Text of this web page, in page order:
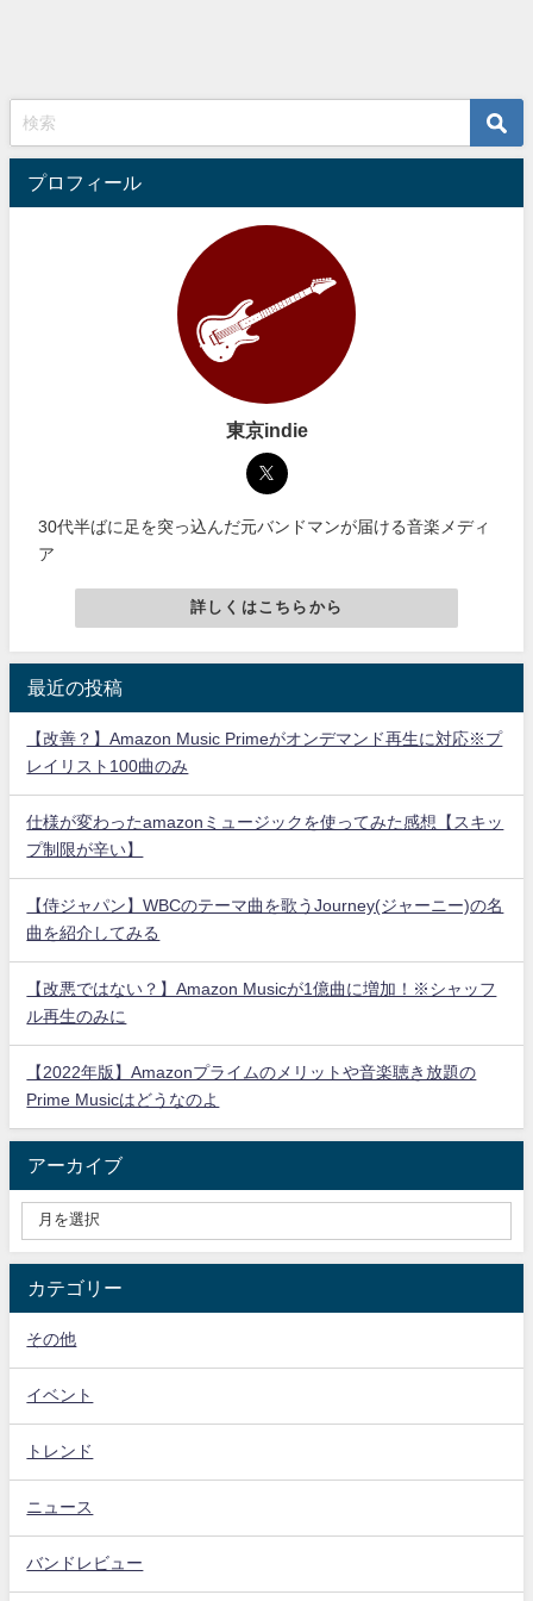
プロフィール
東京indie
30代半ばに足を突っ込んだ元バンドマンが届ける音楽メディ
ア
詳しくはこちらから
最近の投稿
【改善？】Amazon Music Primeがオンデマンド再生に対応※プ
レイリスト100曲のみ
仕様が変わったamazonミュージックを使ってみた感想【スキッ
プ制限が辛い】
【侍ジャパン】WBCのテーマ曲を歌うJourney(ジャーニー)の名
曲を紹介してみる
【改悪ではない？】Amazon Musicが1億曲に増加！※シャッフ
ル再生のみに
【2022年版】Amazonプライムのメリットや音楽聴き放題の
Prime Musicはどうなのよ
アーカイブ
カテゴリー
その他
イベント
トレンド
ニュース
バンドレビュー